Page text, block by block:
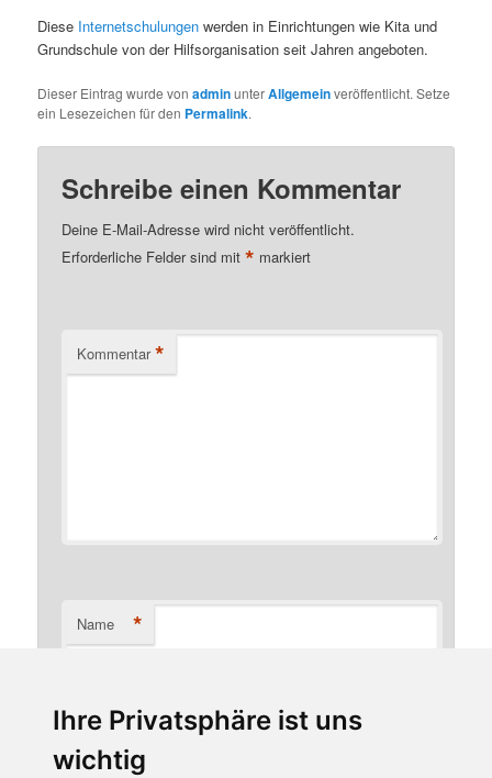
Ihre Privatsphäre ist uns
wichtig
Diese Internetschulungen werden in Einrichtungen wie Kita und
Grundschule von der Hilfsorganisation seit Jahren angeboten.
Dieser Eintrag wurde vonadminunterAllgemeinveröffentlicht. Setze
ein Lesezeichen für den Permalink.
Schreibe einen Kommentar
Deine E-Mail-Adresse wird nicht veröffentlicht.
Erforderliche Felder sind mit* markiert
Kommentar *
Name *
E-Mail-Adresse *